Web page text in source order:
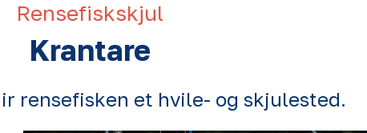
Rensefiskskjul
Krantare
rensefisken et hvile- og skjulested.